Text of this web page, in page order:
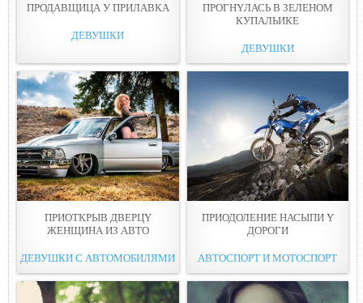
ПРОДАВЩИЦА У ПРИЛAВКА
ДЕВУШКИ
ПРОГНYЛАСЬ В ЗЕЛЕНОМ
КУПАЛЬИКЕ
ДЕВУШКИ
ПРИОТКРЫВ ДВЕРЦY
ЖЕНЩИНА ИЗ АВТО
ДЕВУШКИ С АВТОМОБИЛЯМИ
ПРИОДОЛЕНИЕ НАСЫПИ Y
ДОРОГИ
АВТОСПОРТ И МОТОСПОРТ